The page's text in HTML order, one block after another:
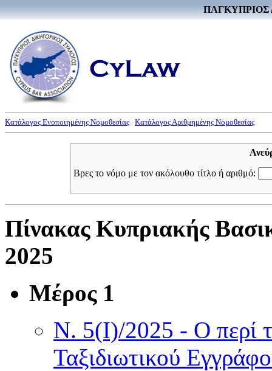
ΠΑΓΚΥΠΡΙΟΣ
Κατάλογος Ενοποιημένης Νομοθεσίας Κατάλογος Αριθμημένης Νομοθεσίας
Βρες το νόμο με τον ακόλουθο τίτλο ή αριθμό:
Πίνακας Κυπριακής
2025
Μέρος 1
Ν. 5(I)/2025 - Ο περί
Ταξιδιωτικού